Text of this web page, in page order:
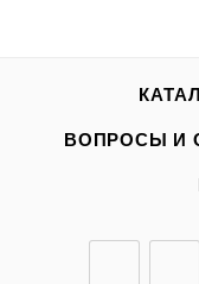
ВОПРОСЫ И